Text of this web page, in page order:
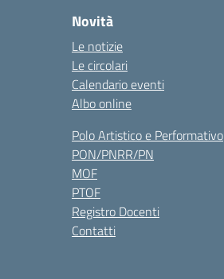
Novità
Le notizie
Le circolari
Calendario eventi
Albo online
Polo Artistico e Performativo
PON/PNRR/PN
MOF
PTOF
Registro Docenti
Contatti